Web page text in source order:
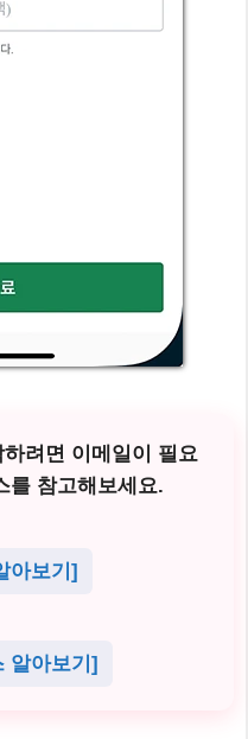
려면 이메일이 필요
를 참고해보세요.
아보기]
알아보기]